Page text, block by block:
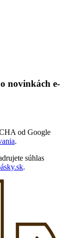
novinkách e-
od Google
.
súhlas
.